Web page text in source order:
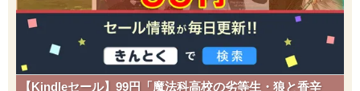
【Kindleセール】99円「魔法科高校の劣等生・狼と香辛